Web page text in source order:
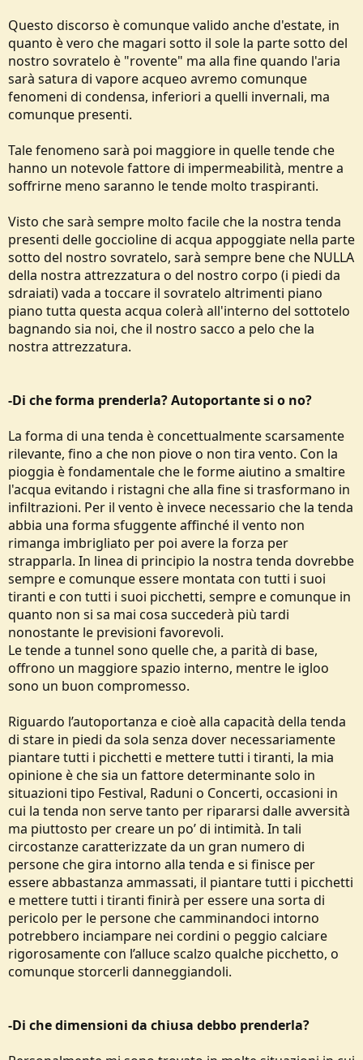
Questo discorso è comunque valido anche d'estate, in
quanto è vero che magari sotto il sole la parte sotto del
nostro sovratelo è "rovente" ma alla fine quando l'aria
sarà satura di vapore acqueo avremo comunque
fenomeni di condensa, inferiori a quelli invernali, ma
comunque presenti.
Tale fenomeno sarà poi maggiore in quelle tende che
hanno un notevole fattore di impermeabilità, mentre a
soffrirne meno saranno le tende molto traspiranti.
Visto che sarà sempre molto facile che la nostra tenda
presenti delle goccioline di acqua appoggiate nella parte
sotto del nostro sovratelo, sarà sempre bene che NULLA
della nostra attrezzatura o del nostro corpo (i piedi da
sdraiati) vada a toccare il sovratelo altrimenti piano
piano tutta questa acqua colerà all'interno del sottotelo
bagnando sia noi, che il nostro sacco a pelo che la
nostra attrezzatura.
-Di che forma prenderla? Autoportante si o no?
La forma di una tenda è concettualmente scarsamente
rilevante, fino a che non piove o non tira vento. Con la
pioggia è fondamentale che le forme aiutino a smaltire
l'acqua evitando i ristagni che alla fine si trasformano in
infiltrazioni. Per il vento è invece necessario che la tenda
abbia una forma sfuggente affinché il vento non
rimanga imbrigliato per poi avere la forza per
strapparla. In linea di principio la nostra tenda dovrebbe
sempre e comunque essere montata con tutti i suoi
tiranti e con tutti i suoi picchetti, sempre e comunque in
quanto non si sa mai cosa succederà più tardi
nonostante le previsioni favorevoli.
Le tende a tunnel sono quelle che, a parità di base,
offrono un maggiore spazio interno, mentre le igloo
sono un buon compromesso.
Riguardo l’autoportanza e cioè alla capacità della tenda
di stare in piedi da sola senza dover necessariamente
piantare tutti i picchetti e mettere tutti i tiranti, la mia
opinione è che sia un fattore determinante solo in
situazioni tipo Festival, Raduni o Concerti, occasioni in
cui la tenda non serve tanto per ripararsi dalle avversità
ma piuttosto per creare un po’ di intimità. In tali
circostanze caratterizzate da un gran numero di
persone che gira intorno alla tenda e si finisce per
essere abbastanza ammassati, il piantare tutti i picchetti
e mettere tutti i tiranti finirà per essere una sorta di
pericolo per le persone che camminandoci intorno
potrebbero inciampare nei cordini o peggio calciare
rigorosamente con l’alluce scalzo qualche picchetto, o
comunque storcerli danneggiandoli.
-Di che dimensioni da chiusa debbo prenderla?